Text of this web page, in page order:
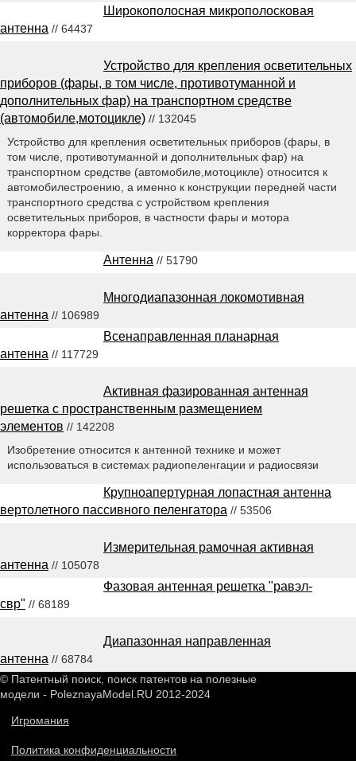
Широкополосная микрополосковая
антенна // 64437
Устройство для крепления осветительных
приборов (фары, в том числе, противотуманной и
дополнительных фар) на транспортном средстве
(автомобиле,мотоцикле) // 132045
Устройство для крепления осветительных приборов (фары, в
том числе, противотуманной и дополнительных фар) на
транспортном средстве (автомобиле,мотоцикле) относится к
автомобилестроению, а именно к конструкции передней части
транспортного средства с устройством крепления
осветительных приборов, в частности фары и мотора
корректора фары.
Антенна // 51790
Многодиапазонная локомотивная
антенна // 106989
Всенаправленная планарная
антенна // 117729
Активная фазированная антенная
решетка с пространственным размещением
элементов // 142208
Изобретение относится к антенной технике и может
использоваться в системах радиопеленгации и радиосвязи
Крупноапертурная лопастная антенна
вертолетного пассивного пеленгатора // 53506
Измерительная рамочная активная
антенна // 105078
Фазовая антенная решетка "равэл-
свр" // 68189
Диапазонная направленная
антенна // 68784
© Патентный поиск, поиск патентов на полезные
модели - PoleznayaModel.RU 2012-2024
Игромания
Политика конфиденциальности